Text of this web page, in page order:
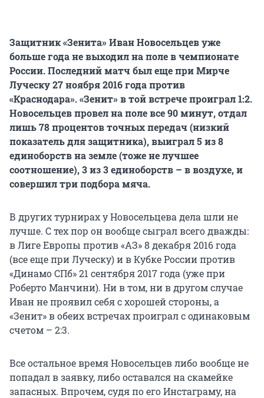
Защитник «Зенита» Иван Новосельцев уже
больше года не выходил на поле в чемпионате
России. Последний матч был еще при Мирче
Луческу 27 ноября 2016 года против
«Краснодара». «Зенит» в той встрече проиграл 1:2.
Новосельцев провел на поле все 90 минут, отдал
лишь 78 процентов точных передач (низкий
показатель для защитника), выиграл 5 из 8
единоборств на земле (тоже не лучшее
соотношение), 3 из 3 единоборств – в воздухе, и
совершил три подбора мяча.
В других турнирах у Новосельцева дела шли не
лучше. С тех пор он вообще сыграл всего дважды:
в Лиге Европы против «АЗ» 8 декабря 2016 года
(все еще при Луческу) и в Кубке России против
«Динамо СПб» 21 сентября 2017 года (уже при
Роберто Манчини). Ни в том, ни в другом случае
Иван не проявил себя с хорошей стороны, а
«Зенит» в обеих встречах проиграл с одинаковым
счетом – 2:3.
Все остальное время Новосельцев либо вообще не
попадал в заявку, либо оставался на скамейке
запасных. Впрочем, судя по его Инстаграму, на